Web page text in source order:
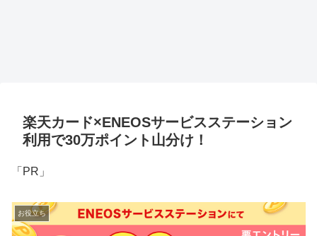
楽天カード×ENEOSサービスステーション
利用で30万ポイント山分け！
「PR」
お役立ち